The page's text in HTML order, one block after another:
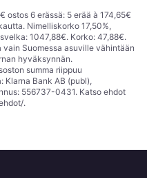
ostos 6 erässä: 5 erää à 174,65€
Nimelliskorko 17,50%,
1047,88€. Korko: 47,88€.
Suomessa asuville vähintään
hyväksynnän.
summa riippuu
Klarna Bank AB (publ),
556737-0431. Katso ehdot
.